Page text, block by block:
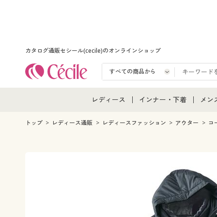
カタログ通販セシール(cecile)のオンラインショップ
レディース
レディース通販すべて
インナー・下着
インナー・下着通販すべ
メンズ下着
ジュニア・ティーンズ下
メン
メ
トップ レディース通販 レディースファッション アウター コ